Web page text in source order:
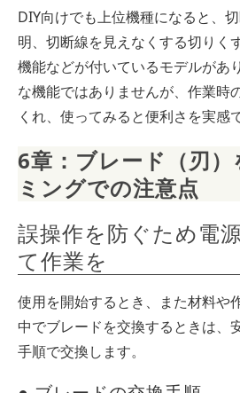
DIY向けでも上位機種になると、
明、切断線を見えなくする切りく
機能などが付いているモデルがあ
な機能ではありませんが、作業時
くれ、使ってみると便利さを実感
6章：ブレード（刃）
ミングでの注意点
誤操作を防ぐため電
て作業を
使用を開始するとき、また材料や
中でブレードを交換するときは、
手順で交換します。